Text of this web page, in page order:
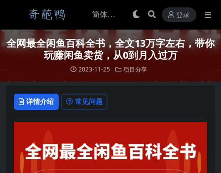
登录
全网最全闲鱼百科全书，全文13万字左右，带你
玩赚闲鱼卖货，从0到月入过万
2023-11-25 项目分享
详情介绍 常见问题